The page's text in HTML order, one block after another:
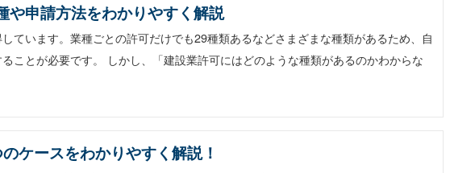
や申請方法をわかりやすく解説
ています。業種ごとの許可だけでも29種類あるなどさまざまな種類があるため、自
ことが必要です。 しかし、「建設業許可にはどのような種類があるのかわからな
ケースをわかりやすく解説！